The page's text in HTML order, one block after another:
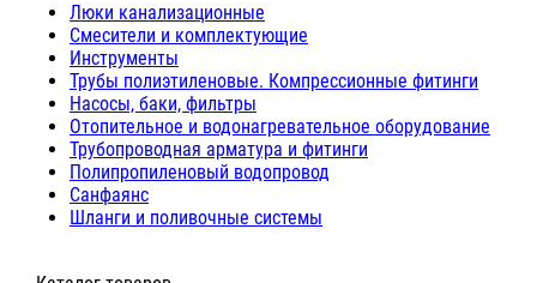
Люки канализационные
Cмесители и комплектующие
Инструменты
Трубы полиэтиленовые. Компрессионные фитинги
Насосы, баки, фильтры
Отопительное и водонагревательное оборудование
Трубопроводная арматура и фитинги
Полипропиленовый водопровод
Санфаянс
Шланги и поливочные системы